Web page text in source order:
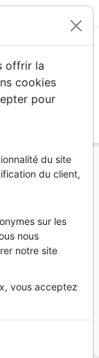
-
offrir la
cookies
pour
du site
du client,
sur les
nous
notre site
vous acceptez